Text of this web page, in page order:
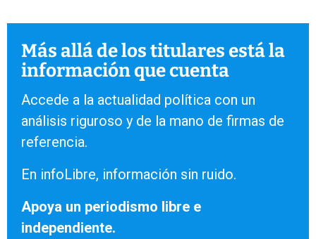
Más allá de los titulares está la
información que cuenta
Accede a la actualidad política con un
análisis riguroso y de la mano de firmas de
referencia.
En infoLibre, información sin ruido.
Apoya un periodismo libre e
independiente.